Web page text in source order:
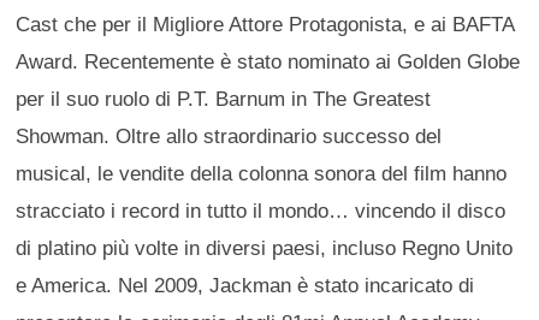
Cast che per il Migliore Attore Protagonista, e ai BAFTA
Award. Recentemente è stato nominato ai Golden Globe
per il suo ruolo di P.T. Barnum in The Greatest
Showman. Oltre allo straordinario successo del
musical, le vendite della colonna sonora del film hanno
stracciato i record in tutto il mondo… vincendo il disco
di platino più volte in diversi paesi, incluso Regno Unito
e America. Nel 2009, Jackman è stato incaricato di